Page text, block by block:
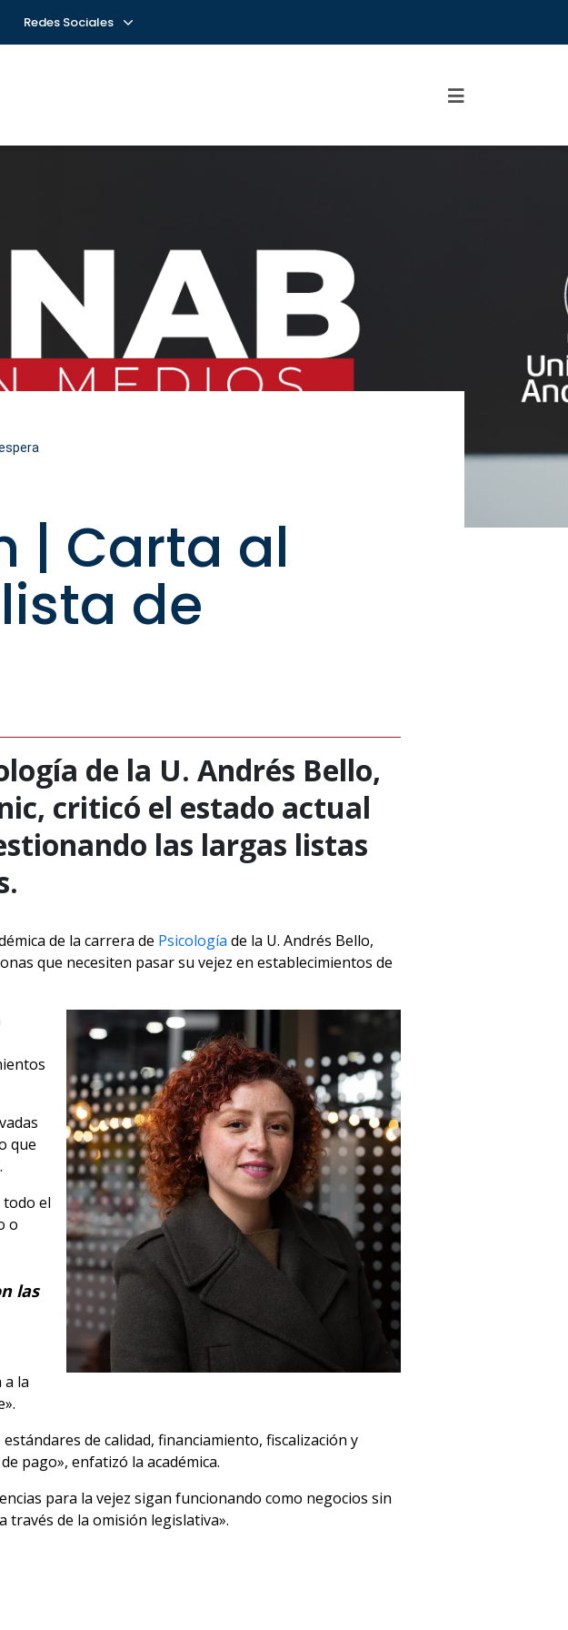
Redes Sociales
| Carta al
de
de la U. Andrés Bello,
criticó el estado actual
las largas listas
de la carrera de Psicología de la U. Andrés Bello,
que necesiten pasar su vejez en establecimientos de
que
.
todo el
o
las
a la
de calidad, financiamiento, fiscalización y
pago», enfatizó la académica.
para la vejez sigan funcionando como negocios sin
de la omisión legislativa».